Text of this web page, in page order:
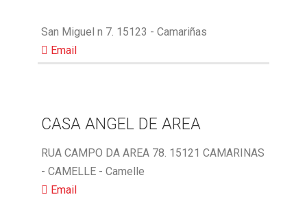
San Miguel n 7. 15123 - Camariñas
Email
CASA ANGEL DE AREA
RUA CAMPO DA AREA 78. 15121 CAMARINAS
- CAMELLE - Camelle
Email